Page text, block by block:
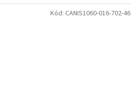
Kód: CANIS1060-016-702-46